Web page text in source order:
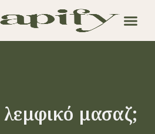
λεμφικό μασαζ;